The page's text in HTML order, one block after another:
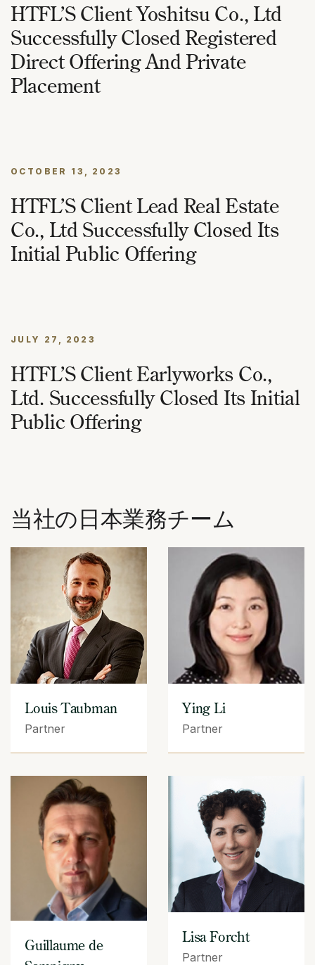
HTFL’S Client Yoshitsu Co., Ltd
Successfully Closed Registered
Direct Offering And Private
Placement
OCTOBER 13, 2023
HTFL’S Client Lead Real Estate
Co., Ltd Successfully Closed Its
Initial Public Offering
JULY 27, 2023
HTFL’S Client Earlyworks Co.,
Ltd. Successfully Closed Its Initial
Public Offering
当社の日本業務チーム
Louis Taubman
Partner
Ying Li
Partner
Guillaume de
Lisa Forcht
Partner